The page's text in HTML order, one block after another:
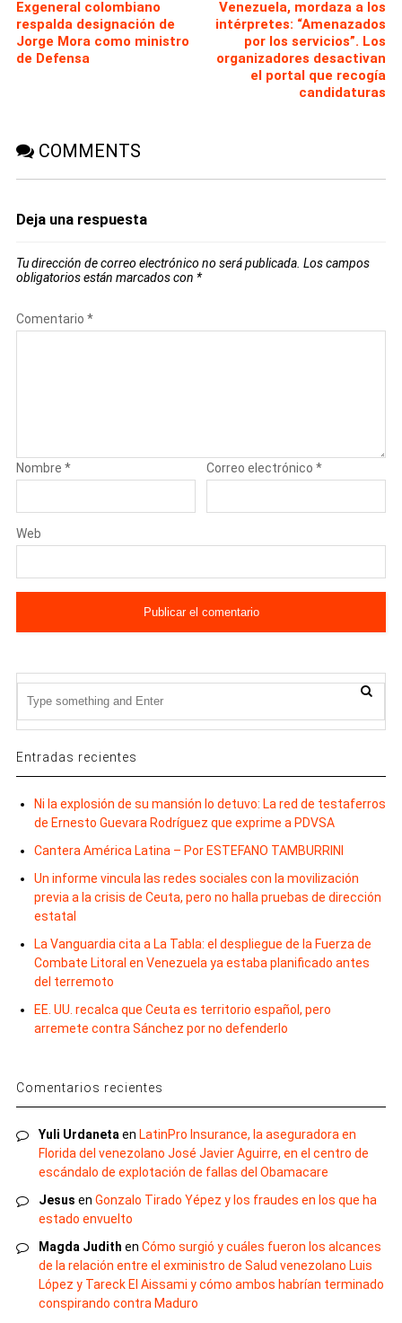
Exgeneral colombiano
respalda designación de
Jorge Mora como ministro
de Defensa
Venezuela, mordaza a los
intérpretes: “Amenazados
por los servicios”. Los
organizadores desactivan
el portal que recogía
candidaturas
COMMENTS
Deja una respuesta
Tu dirección de correo electrónico no será publicada. Los campos
obligatorios están marcados con *
Comentario *
Nombre * Correo electrónico*
Web
Entradas recientes
Ni la explosión de su mansión lo detuvo: La red de testaferros
de Ernesto Guevara Rodríguez que exprime a PDVSA
Cantera América Latina – Por ESTEFANO TAMBURRINI
Un informe vincula las redes sociales con la movilización
previa a la crisis de Ceuta, pero no halla pruebas de dirección
estatal
La Vanguardia cita a La Tabla: el despliegue de la Fuerza de
Combate Litoral en Venezuela ya estaba planificado antes
del terremoto
EE. UU. recalca que Ceuta es territorio español, pero
arremete contra Sánchez por no defenderlo
Comentarios recientes
Yuli Urdaneta en LatinPro Insurance, la aseguradora en
Florida del venezolano José Javier Aguirre, en el centro de
escándalo de explotación de fallas del Obamacare
Jesus en Gonzalo Tirado Yépez y los fraudes en los que ha
estado envuelto
Magda Judith en Cómo surgió y cuáles fueron los alcances
de la relación entre el exministro de Salud venezolano Luis
López y Tareck El Aissami y cómo ambos habrían terminado
conspirando contra Maduro